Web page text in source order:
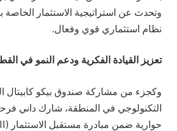
وتحدث عن استراتيجية الاستثمار الخاصة
نظام استثماري قوي وفعال.
تعزيز القيادة الفكرية ودعم النمو في
وكجزء من مشاركة صندوق بيكو كابيتال
التكنولوجي في المنطقة، شارك داني